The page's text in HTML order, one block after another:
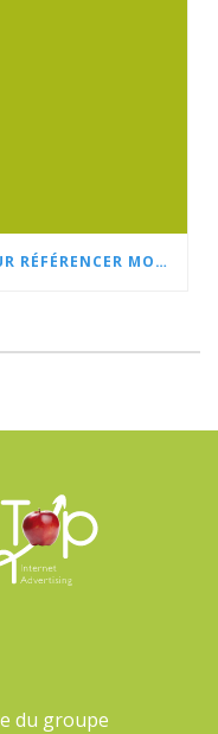
QUELLE STRATÉGIE CHOISIR POUR RÉFÉRENCER MON SITE WEB SUR GOOGLE ? SEO OU SEA ???
du groupe